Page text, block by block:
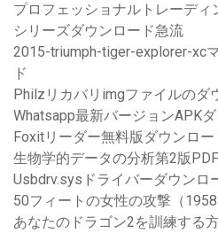
プロフェッショナルトレーディ
シリーズダウンロード急流
2015-triumph-tiger-explorer-xc
ド
Philzリカバリimgファイルのダ
Whatsapp最新バージョンAPK
Foxitリーダー無料版ダウンロー
生物学的データの分析第2版
Usbdrv.sysドライバーダウンロ
50フィートの女性の攻撃（
あなたのドラゴン2を訓練する